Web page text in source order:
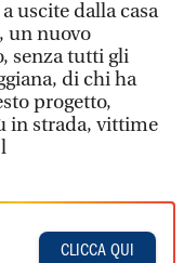
uscite dalla casa
un nuovo
senza tutti gli
di chi ha
progetto,
in strada, vittime
CLICCA QUI